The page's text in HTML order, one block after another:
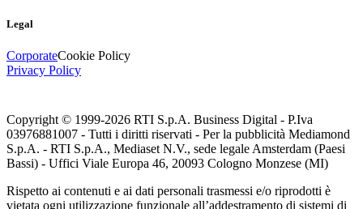
Legal
CorporateCookie Policy
Privacy Policy
Copyright © 1999-2026 RTI S.p.A. Business Digital - P.Iva
03976881007 - Tutti i diritti riservati - Per la pubblicità Mediamond
S.p.A. - RTI S.p.A., Mediaset N.V., sede legale Amsterdam (Paesi
Bassi) - Uffici Viale Europa 46, 20093 Cologno Monzese (MI)
Rispetto ai contenuti e ai dati personali trasmessi e/o riprodotti è
vietata ogni utilizzazione funzionale all’addestramento di sistemi di